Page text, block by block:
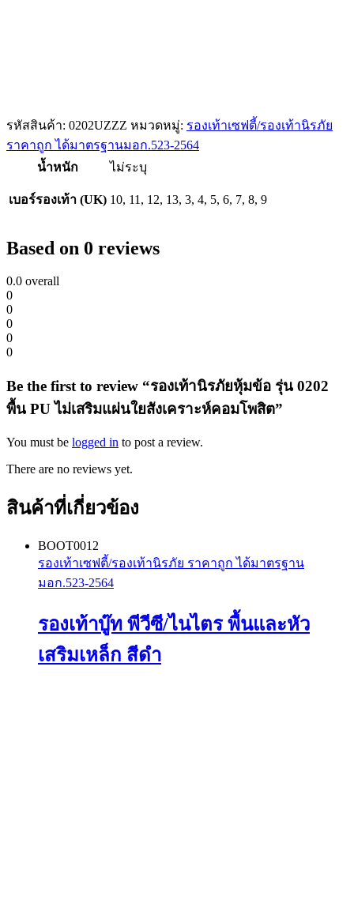
รหัสสินค้า: 0202UZZZ หมวดหมู่: รองเท้าเซฟตี้/รองเท้านิรภัย
ราคาถูก ได้มาตรฐานมอก.523-2564
น้ำหนัก
ไม่ระบุ
เบอร์รองเท้า (UK) 10, 11, 12, 13, 3, 4, 5, 6, 7, 8, 9
Based on 0 reviews
0.0 overall
0
0
0
0
0
Be the first to review “รองเท้านิรภัยหุ้มข้อ รุ่น 0202
พื้น PU ไม่เสริมแผ่นใยสังเคราะห์คอมโพสิต”
You must be logged in to post a review.
There are no reviews yet.
สินค้าที่เกี่ยวข้อง
BOOT0012
รองเท้าเซฟตี้/รองเท้านิรภัย ราคาถูก ได้มาตรฐาน
มอก.523-2564
รองเท้าบู๊ท พีวีซี/ไนไตร พื้นและหัว
เสริมเหล็ก สีดำ